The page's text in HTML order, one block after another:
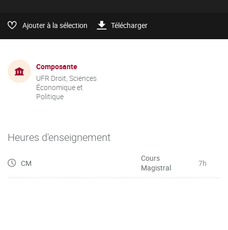
Ajouter à la sélection Télécharger
Composante
UFR Droit, Sciences
Économique et
Politique
Heures d'enseignement
CM
Cours
Magistral
7h